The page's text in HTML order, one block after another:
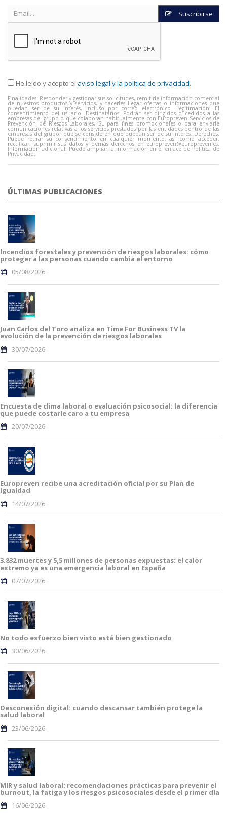
Suscribirse
He leído y acepto el aviso legal y la política de privacidad.
Finalidades: Responder y gestionar sus solicitudes, remitirle información comercial
de nuestros productos y servicios, y hacerles llegar ofertas o informaciones que
puedan ser de su interés, incluso por correo electrónico. Legitimación: El
consentimiento del usuario. Destinatarios: Podrán ser dirigidos o cedidos a las
empresas del grupo o que colaboran habitualmente con Europreven Servicios de
Prevención de Riesgos Laborales, SL para fines promocionales o para enviarle
comunicaciones relativas a los servicios prestados por las entidades dentro de las
empresas del grupo, que se consideren que puedan ser de su interés. Derechos:
Puede retirar su consentimiento en cualquier momento, así como acceder,
rectificar, suprimir sus datos y demás derechos en europreven@europreven.es.
Información adicional: Puede ampliar la información en el enlace de Política de
Privacidad.
ÚLTIMAS PUBLICACIONES
Incendios forestales y prevención de riesgos laborales: cómo
proteger a las personas cuando cambia el entorno
05/08/2026
Juan Carlos del Toro analiza en Time For Business TV la
evolución de la prevención de riesgos laborales
30/07/2026
Encuesta de clima laboral o evaluación psicosocial: la diferencia
que puede costarle caro a tu empresa
20/07/2026
Europreven recibe una acreditación oficial por su Plan de
Igualdad
14/07/2026
3.832 muertes y 5,5 millones de personas expuestas: el calor
extremo ya es una emergencia laboral en España
07/07/2026
No todo esfuerzo bien visto está bien gestionado
30/06/2026
Desconexión digital: cuando descansar también protege la
salud laboral
23/06/2026
MIR y salud laboral: recomendaciones prácticas para prevenir el
burnout, la fatiga y los riesgos psicosociales desde el primer día
16/06/2026